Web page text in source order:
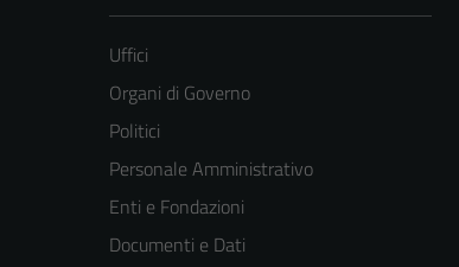
Uffici
Organi di Governo
Politici
Personale Amministrativo
Enti e Fondazioni
Documenti e Dati